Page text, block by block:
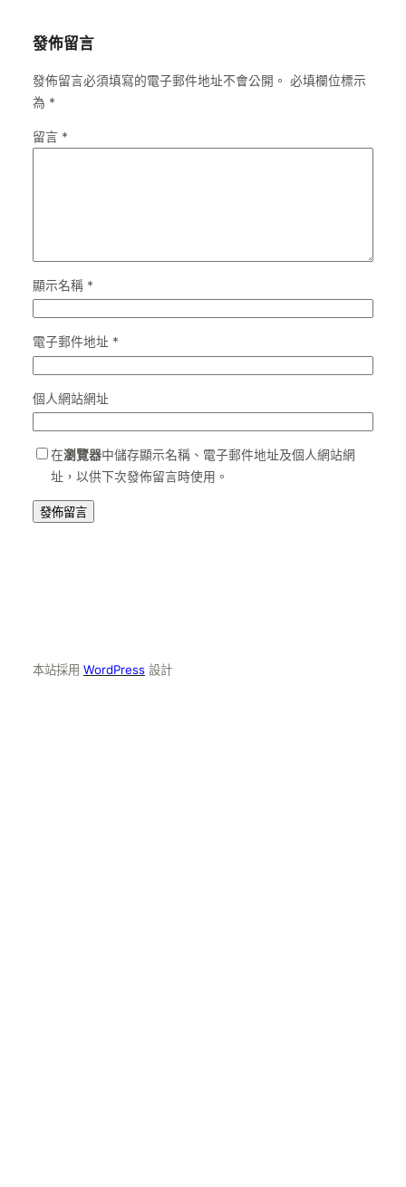
發佈留言
發佈留言必須填寫的電子郵件地址不會公開。 必填欄位標示
為 *
留言 *
顯示名稱 *
電子郵件地址 *
個人網站網址
在瀏覽器中儲存顯示名稱、電子郵件地址及個人網站網
址，以供下次發佈留言時使用。
本站採用 WordPress 設計